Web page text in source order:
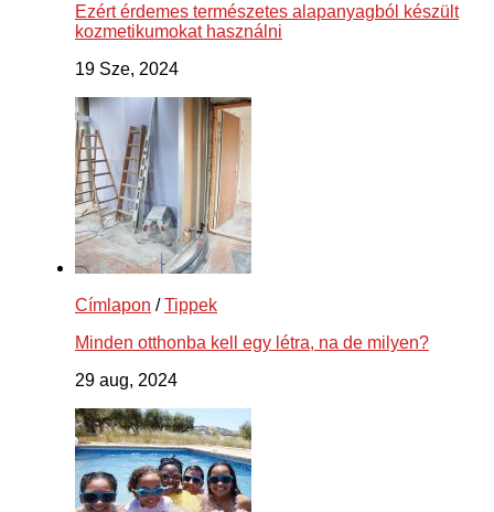
Ezért érdemes természetes alapanyagból készült
kozmetikumokat használni
19 Sze, 2024
Címlapon /Tippek
Minden otthonba kell egy létra, na de milyen?
29 aug, 2024